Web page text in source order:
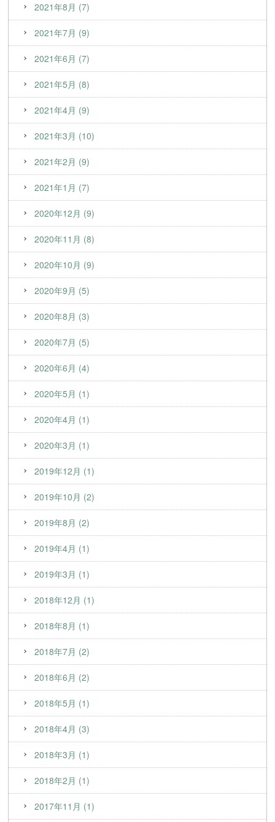
2021年8月 (7)
2021年7月 (9)
2021年6月 (7)
2021年5月 (8)
2021年4月 (9)
2021年3月 (10)
2021年2月 (9)
2021年1月 (7)
2020年12月 (9)
2020年11月 (8)
2020年10月 (9)
2020年9月 (5)
2020年8月 (3)
2020年7月 (5)
2020年6月 (4)
2020年5月 (1)
2020年4月 (1)
2020年3月 (1)
2019年12月 (1)
2019年10月 (2)
2019年8月 (2)
2019年4月 (1)
2019年3月 (1)
2018年12月 (1)
2018年8月 (1)
2018年7月 (2)
2018年6月 (2)
2018年5月 (1)
2018年4月 (3)
2018年3月 (1)
2018年2月 (1)
2017年11月 (1)